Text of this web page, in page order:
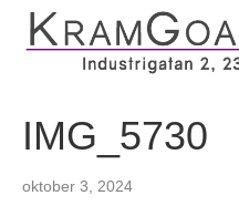
IMG_5730
oktober 3, 2024